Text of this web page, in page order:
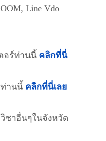
Line Vdo
อร์ท่านนี้ คลิกที่นี่
านนี้ คลิกที่นี่เลย
ชาอื่นๆในจังหวัด